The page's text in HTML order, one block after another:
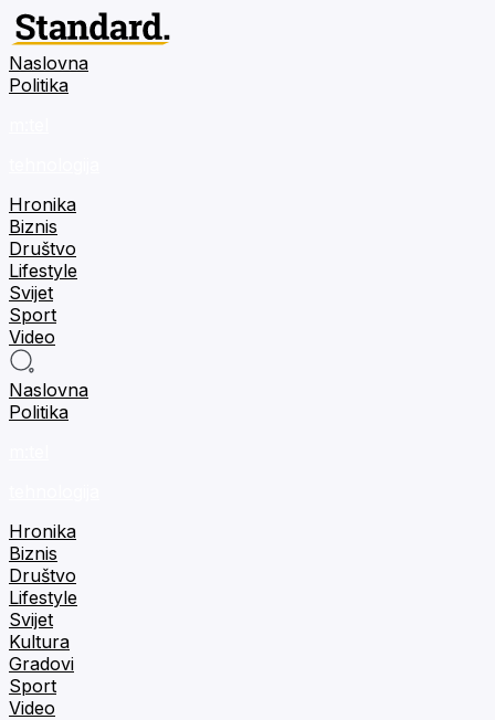
Naslovna
Politika
Hronika
Biznis
Društvo
Lifestyle
Svijet
Sport
Video
Naslovna
Politika
Hronika
Biznis
Društvo
Lifestyle
Svijet
Kultura
Gradovi
Sport
Video